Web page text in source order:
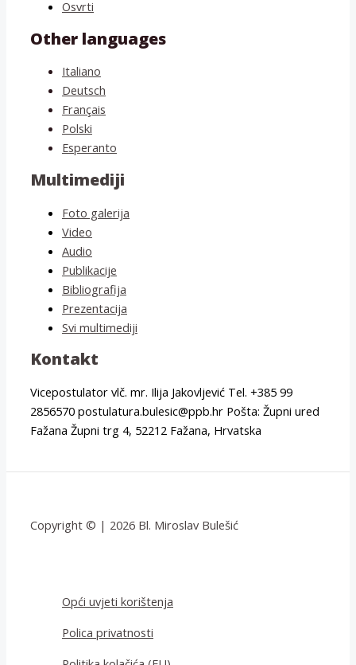
Osvrti
Other languages
Italiano
Deutsch
Français
Polski
Esperanto
Multimediji
Foto galerija
Video
Audio
Publikacije
Bibliografija
Prezentacija
Svi multimediji
Kontakt
Vicepostulator vlč. mr. Ilija Jakovljević Tel. +385 99
2856570 postulatura.bulesic@ppb.hr Pošta: Župni ured
Fažana Župni trg 4, 52212 Fažana, Hrvatska
Copyright © | 2026 Bl. Miroslav Bulešić
Opći uvjeti korištenja
Polica privatnosti